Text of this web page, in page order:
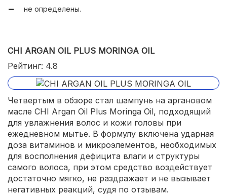
не определены.
CHI ARGAN OIL PLUS MORINGA OIL
Рейтинг: 4.8
Четвертым в обзоре стал шампунь на аргановом
масле CHI Argan Oil Plus Moringa Oil, подходящий
для увлажнения волос и кожи головы при
ежедневном мытье. В формулу включена ударная
доза витаминов и микроэлементов, необходимых
для восполнения дефицита влаги и структуры
самого волоса, при этом средство воздействует
достаточно мягко, не раздражает и не вызывает
негативных реакций, судя по отзывам.